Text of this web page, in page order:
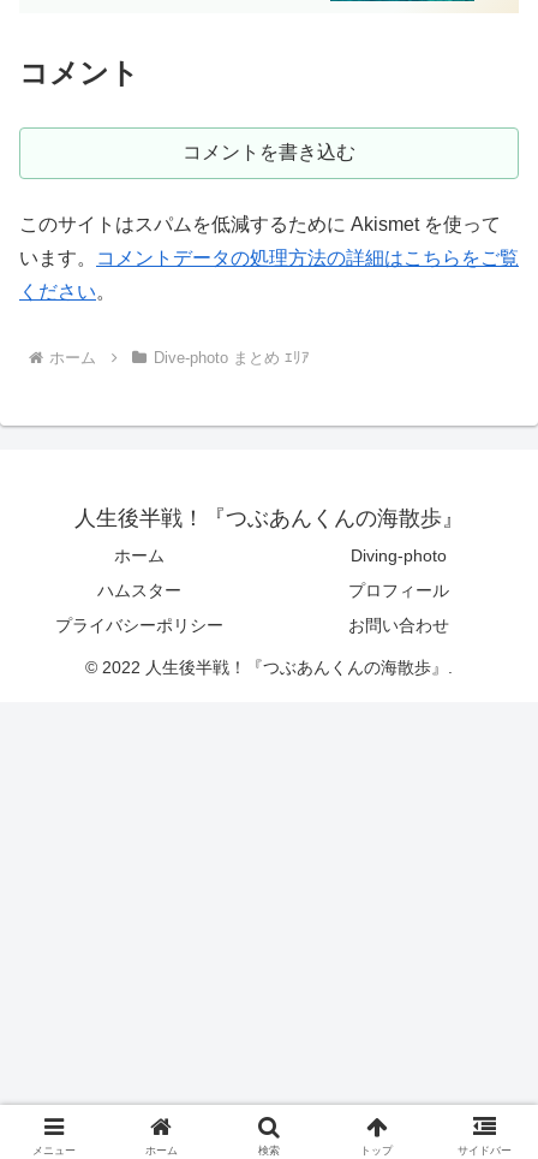
コメント
コメントを書き込む
このサイトはスパムを低減するために Akismet を使って
います。
コメントデータの処理方法の詳細はこちらをご覧
ください。
ホーム Dive-photo まとめ ｴﾘｱ
人生後半戦！『つぶあんくんの海散歩』
ホーム
Diving-photo
ハムスター
プロフィール
プライバシーポリシー
お問い合わせ
© 2022 人生後半戦！『つぶあんくんの海散歩』.
メニュー ホーム 検索 トップ サイドバー